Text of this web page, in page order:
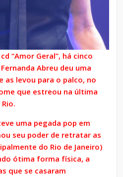
“Amor Geral”, há cinco
Abreu deu uma
as levou para o palco, no
que estreou na última
uma pegada pop em
seu poder de retratar as
do Rio de Janeiro)
ótima forma física, a
que se casaram